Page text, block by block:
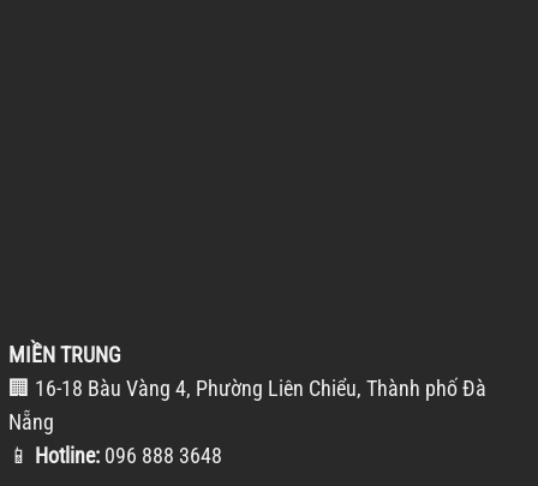
MIỀN TRUNG
🏢 16-18 Bàu Vàng 4, Phường Liên Chiểu, Thành phố Đà
Nẵng
📱 Hotline: 096 888 3648